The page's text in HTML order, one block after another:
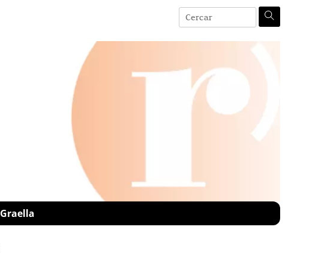
Graella